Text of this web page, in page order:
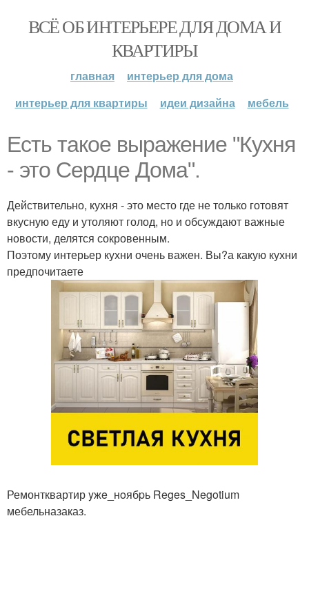
ВСЁ ОБ ИНТЕРЬЕРЕ ДЛЯ ДОМА И
КВАРТИРЫ
главная
интерьер для дома
интерьер для квартиры
идеи дизайна мебель
Есть такое выражение "Кухня
- это Сердце Дома".
Действительно, кухня - это место где не только готовят
вкусную еду и утоляют голод, но и обсуждают важные
новости, делятся сокровенным.
Поэтому интерьер кухни очень важен. Вы?а какую кухни
предпочитаете
Ремонтквартир yжe_нoябpь Reges_Negotium
мебельназаказ.